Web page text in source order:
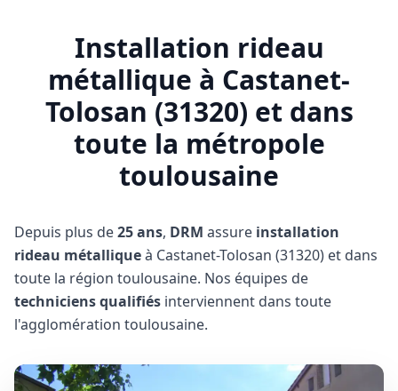
Installation rideau
métallique à Castanet-
Tolosan (31320) et dans
toute la métropole
toulousaine
Depuis plus de25 ans, DRM assure installation
rideau métalliqueà Castanet-Tolosan (31320) et dans
toute la région toulousaine. Nos équipes de
techniciens qualifiés interviennent dans toute
l'agglomération toulousaine.